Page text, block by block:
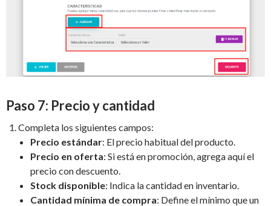
Paso 7: Precio y cantidad
Completa los siguientes campos:
Precio estándar: El precio habitual del producto.
Precio en oferta: Si está en promoción, agrega aquí el
precio con descuento.
Stock disponible: Indica la cantidad en inventario.
Cantidad mínima de compra: Define el mínimo que un